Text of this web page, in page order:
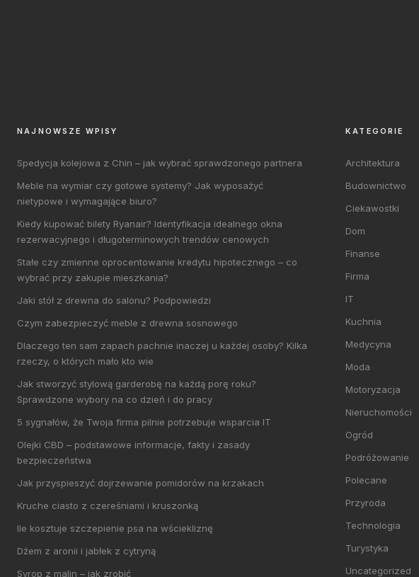
NAJNOWSZE WPISY
Spedycja kolejowa z Chin – jak wybrać sprawdzonego partnera
Meble na wymiar czy gotowe systemy? Jak wyposażyć
nietypowe i wymagające biuro?
Kiedy kupować bilety Ryanair? Identyfikacja idealnego okna
rezerwacyjnego i długoterminowych trendów cenowych
Stałe czy zmienne oprocentowanie kredytu hipotecznego – co
wybrać przy zakupie mieszkania?
Jaki stół z drewna do salonu? Podpowiedzi
Czym zabezpieczyć meble z drewna sosnowego
Dlaczego ten sam zapach pachnie inaczej u każdej osoby? Kilka
rzeczy, o których mało kto wie
Jak stworzyć stylową garderobę na każdą porę roku?
Sprawdzone wybory na co dzień i do pracy
5 sygnałów, że Twoja firma pilnie potrzebuje wsparcia IT
Olejki CBD – podstawowe informacje, fakty i zasady
bezpieczeństwa
Jak przyspieszyć dojrzewanie pomidorów na krzakach
Kruche ciasto z czereśniami i kruszonką
Ile kosztuje szczepienie psa na wściekliznę
Dżem z aronii i jabłek z cytryną
Syrop z malin – jak zrobić
KATEGORIE
Architektura
Budownictwo
Ciekawostki
Dom
Finanse
Firma
IT
Kuchnia
Medycyna
Moda
Motoryzacja
Nieruchomości
Ogród
Podróżowanie
Polecane
Przyroda
Technologia
Turystyka
Uncategorized